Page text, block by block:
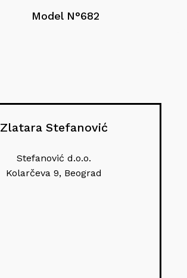
Model N°682
Zlatara Stefanović
Stefanović d.o.o.
Kolarčeva 9, Beograd